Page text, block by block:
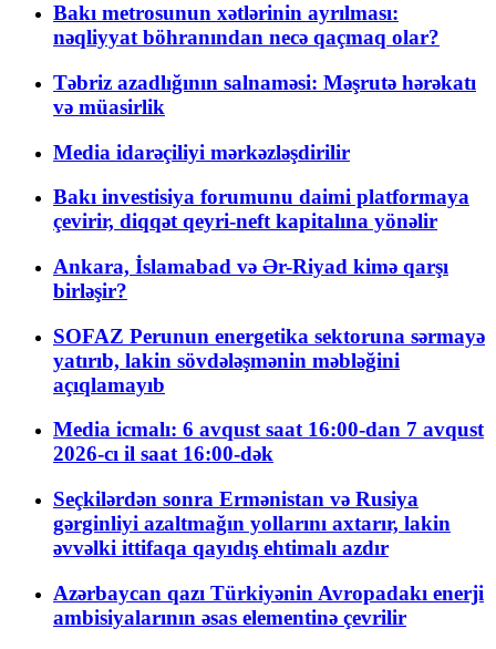
Bakı metrosunun xətlərinin ayrılması:
nəqliyyat böhranından necə qaçmaq olar?
Təbriz azadlığının salnaməsi: Məşrutə hərəkatı
və müasirlik
Media idarəçiliyi mərkəzləşdirilir
Bakı investisiya forumunu daimi platformaya
çevirir, diqqət qeyri-neft kapitalına yönəlir
Ankara, İslamabad və Ər-Riyad kimə qarşı
birləşir?
SOFAZ Perunun energetika sektoruna sərmayə
yatırıb, lakin sövdələşmənin məbləğini
açıqlamayıb
Media icmalı: 6 avqust saat 16:00-dan 7 avqust
2026-cı il saat 16:00-dək
Seçkilərdən sonra Ermənistan və Rusiya
gərginliyi azaltmağın yollarını axtarır, lakin
əvvəlki ittifaqa qayıdış ehtimalı azdır
Azərbaycan qazı Türkiyənin Avropadakı enerji
ambisiyalarının əsas elementinə çevrilir